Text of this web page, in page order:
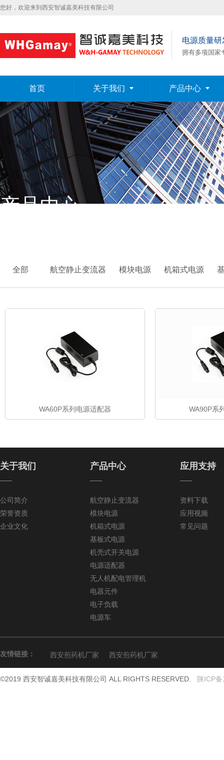
您好，欢迎来到西安智诚嘉美科技有限公司
电源质量
拥有多项国家
首页 关于我们 产品中心
产品中心
全部 航空静止变流器 模块电源 机箱式电源
WA60P系列电源适配器 WA90P系
关于我们
——
公司简介
荣誉资质
企业文化
产品中心
——
航空静止变流器
模块电源
机箱式电源
基板式电源
机壳式开关电源
电源适配器
无人机配电管理机
电器元件
电子负载
电源车
应用支持
——
资料下载
应用视频
常见问题
友情链接： 西安煎药机厂家 西安煎药机厂家
©2019 西安智诚嘉美科技有限公司 ALL RIGHTS RESERVED. 陕ICP